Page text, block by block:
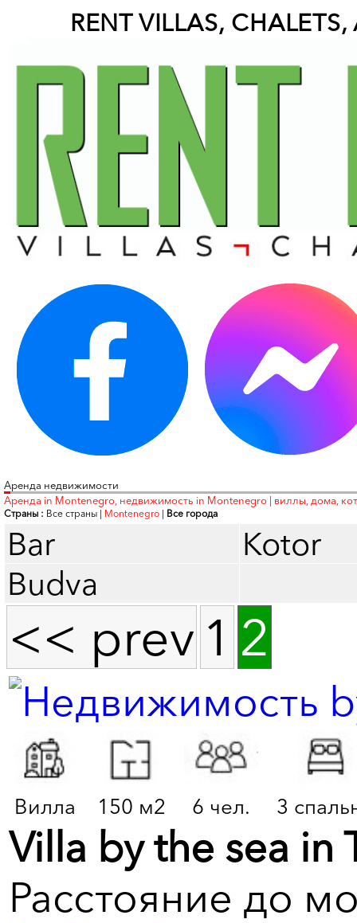
RENT VILLAS,
Аренда недвижимости
Аренда in Montenegro, недвижимость in Montenegro | виллы, дома,
Страны : Все страны | Montenegro | Все города
Bar
Kotor
Budva
<< prev 1 2
Вилла 150 м2 6 чел. 3
Villa by the sea in
Расстояние до